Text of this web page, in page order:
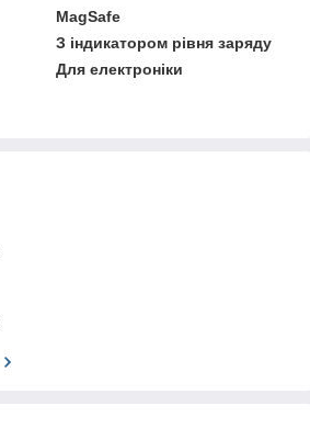
MagSafe
З індикатором рівня заряду
Для електроніки